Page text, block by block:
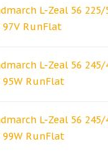
L-Zeal 56 225/
97V RunFlat
L-Zeal 56 245/
95W RunFlat
L-Zeal 56 245/
99W RunFlat